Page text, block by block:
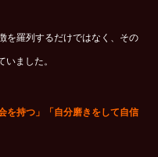
を羅列するだけではなく、その
いました。
を持つ」「自分磨きをして自信